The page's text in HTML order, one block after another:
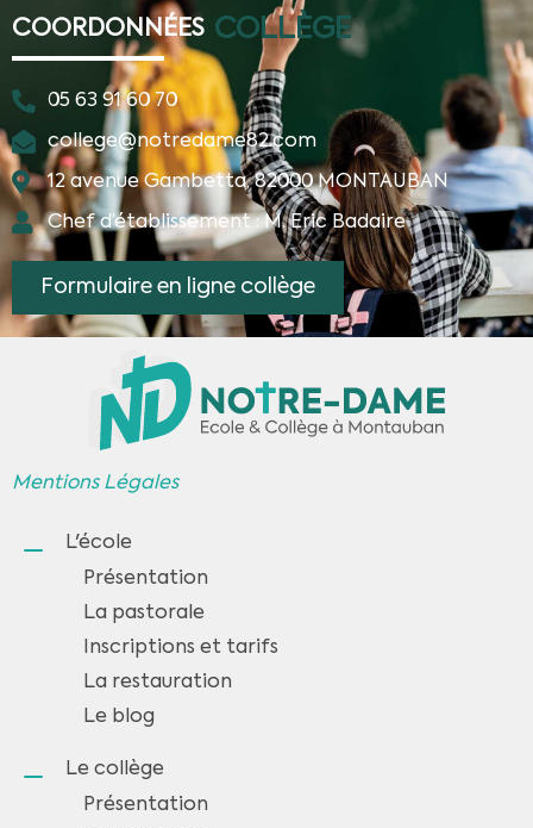
COORDONNÉES COLLÈGE
05 63 91 60 70
college@notredame82.com
12 avenue Gambetta, 82000 MONTAUBAN
Chef d’établissement : M. Eric Badaire
Formulaire en ligne collège
Mentions Légales
L'école
Présentation
La pastorale
Inscriptions et tarifs
La restauration
Le blog
Le collège
Présentation